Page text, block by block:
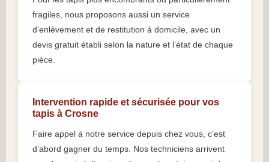
fragiles, nous proposons aussi un service
d’enlèvement et de restitution à domicile, avec un
devis gratuit établi selon la nature et l’état de chaque
pièce.
Intervention rapide et sécurisée pour vos
tapis à Crosne
Faire appel à notre service depuis chez vous, c’est
d’abord gagner du temps. Nos techniciens arrivent